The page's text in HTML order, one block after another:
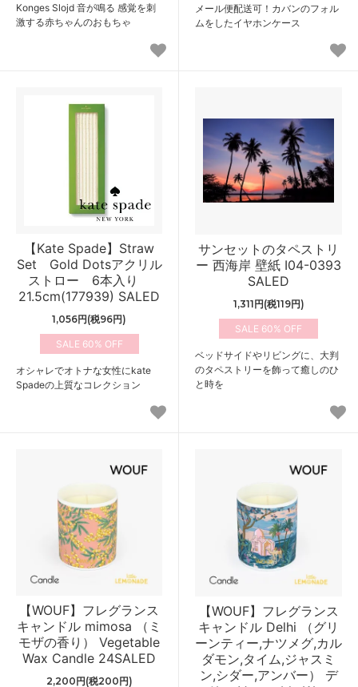
Konges Slojd 音が鳴る 感覚を刺
激する赤ちゃんのおもちゃ
メール便配送可！カバンのフォル
ムをしたイヤホンケース
【Kate Spade】Straw
Set Gold Dotsアクリル
ストロー 6本入り
21.5cm(177939) SALED
1,056円(税96円)
60%
オシャレでオトナな女性にkate
Spadeの上質なコレクション
サンセットのタペストリ
ー 西海岸 壁紙 I04-0393
SALED
1,311円(税119円)
60%
ベッドサイドやリビングに、大判
のタペストリーを飾って癒しのひ
と時を
【WOUF】フレグランス
キャンドル mimosa （ミ
モザの香り） Vegetable
Wax Candle 24SALED
2,200円(税200円)
【WOUF】フレグランス
キャンドル Delhi （グリ
ーンティー,ナツメグ,カル
ダモン,タイム,ジャスミ
ン,シダー,アンバー） デ